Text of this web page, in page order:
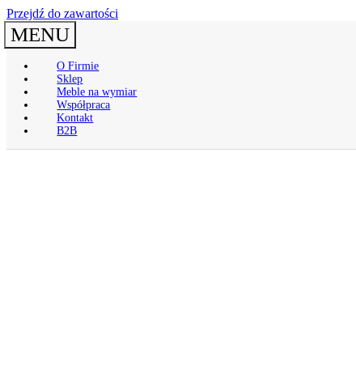
Przejdź do zawartości
MENU
O Firmie
Sklep
Meble na wymiar
Współpraca
Kontakt
B2B